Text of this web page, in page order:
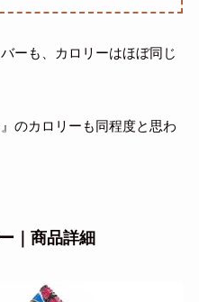
ーも、カロリーはほぼ同じ
のカロリーも同程度と思わ
｜商品詳細